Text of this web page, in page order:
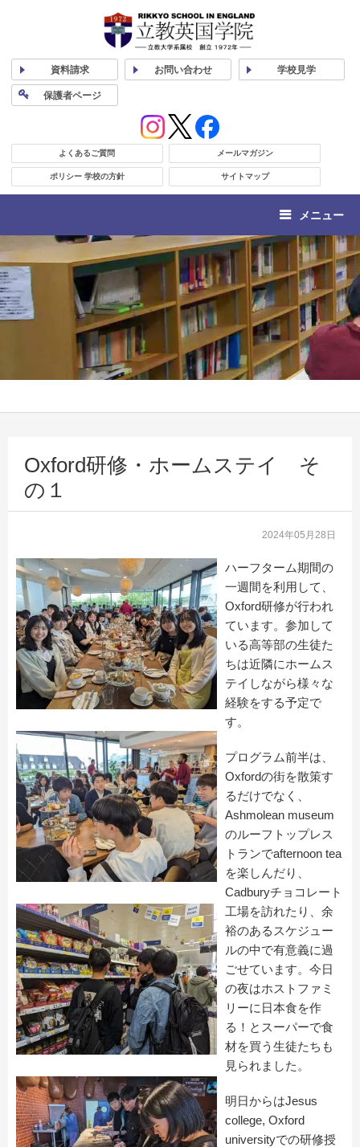
資料請求 お問い合わせ 学校見学
保護者ページ
よくあるご質問 メールマガジン
ポリシー 学校の方針 サイトマップ
メニュー
Oxford研修・ホームステイ そ
の１
2024年05月28日
ハーフターム期間の
一週間を利用して、
Oxford研修が行われ
ています。参加して
いる高等部の生徒た
ちは近隣にホームス
テイしながら様々な
経験をする予定で
す。
プログラム前半は、
Oxfordの街を散策す
るだけでなく、
Ashmolean museum
のルーフトップレス
トランでafternoon tea
を楽しんだり、
Cadburyチョコレート
工場を訪れたり、余
裕のあるスケジュー
ルの中で有意義に過
ごせています。今日
の夜はホストファミ
リーに日本食を作
る！とスーパーで食
材を買う生徒たちも
見られました。
明日からはJesus
college, Oxford
universityでの研修授